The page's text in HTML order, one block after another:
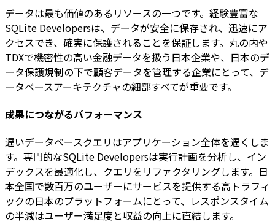
データは最も価値のあるリソースの一つです。経験豊富な
SQLite Developersは、データが安全に保存され、迅速にア
クセスでき、確実に保護されることを保証します。丸の内や
TDXで機密性の高い金融データを扱う日本企業や、日本のデ
ータ保護規制の下で顧客データを管理する企業にとって、デ
ータベースアーキテクチャの細部すべてが重要です。
成果につながるパフォーマンス
遅いデータベースクエリはアプリケーション全体を遅くしま
す。専門的なSQLite Developersは実行計画を分析し、イン
デックスを最適化し、クエリをリファクタリングします。日
本全国で数百万のユーザーにサービスを提供する高トラフィ
ックの日本のプラットフォームにとって、レスポンスタイム
の半減はユーザー満足度と収益の向上に直結します。